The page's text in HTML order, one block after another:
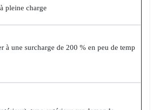
pleine charge
à une surcharge de 200 % en peu de temp